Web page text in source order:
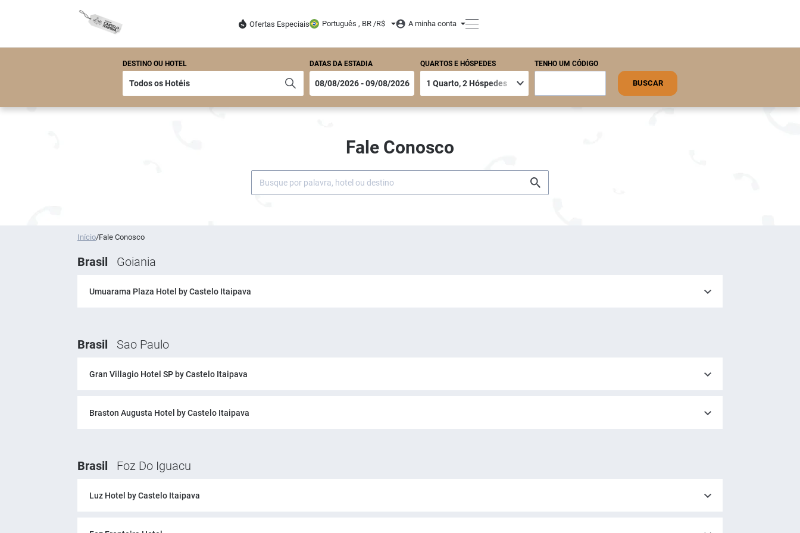
Ofertas Especiais Português , BR /R$ A minha conta
DESTINO OU HOTEL DATAS DA ESTADIA QUARTOS E HÓSPEDES TENHO UM CÓDIGO
BUSCAR
Fale Conosco
Início/Fale Conosco
Brasil Goiania
Umuarama Plaza Hotel by Castelo Itaipava
Brasil Sao Paulo
Gran Villagio Hotel SP by Castelo Itaipava
Braston Augusta Hotel by Castelo Itaipava
Brasil Foz Do Iguacu
Luz Hotel by Castelo Itaipava